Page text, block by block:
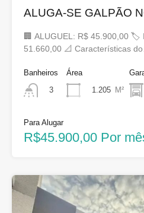
ALUGA-SE GALPÃO
🏢 ALUGUEL: R$ 45.900,00 🏷
51.660,00 📐 Características
Banheiros
3
Área
1.205 M²
Para Alugar
R$45.900,00 Por